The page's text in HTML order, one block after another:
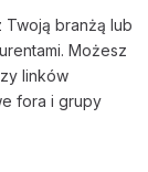
branżą lub
Możesz
linków
fora i grupy